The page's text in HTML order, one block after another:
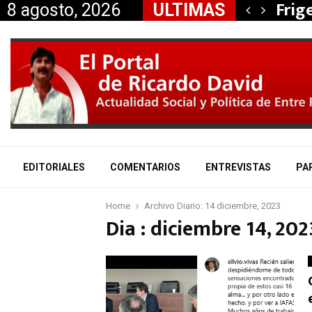
8 agosto, 2026 ULTIMAS
Miranda anunció…
EDITORIALES COMENTARIOS ENTREVISTAS
Home Archivo Diario: 14 diciembre, 2023
Dia : diciembre 14,